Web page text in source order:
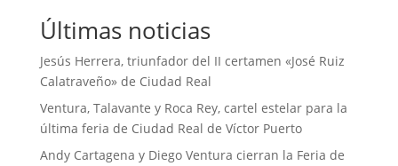
Últimas noticias
Jesús Herrera, triunfador del II certamen «José Ruiz
Calatraveño» de Ciudad Real
Ventura, Talavante y Roca Rey, cartel estelar para la
última feria de Ciudad Real de Víctor Puerto
Andy Cartagena y Diego Ventura cierran la Feria de